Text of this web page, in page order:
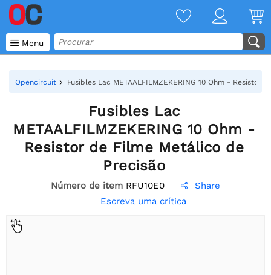
 Menu
Opencircuit Fusibles Lac METAALFILMZEKERING 10 Ohm - Resistor
Fusibles Lac
METAALFILMZEKERING 10 Ohm -
Resistor de Filme Metálico de
Precisão
Número de item RFU10E0 
Share
Escreva uma crítica